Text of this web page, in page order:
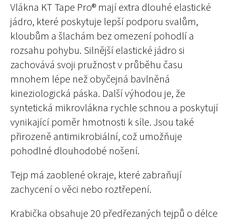
Vlákna KT Tape Pro® mají extra dlouhé elastické
jádro, které poskytuje lepší podporu svalům,
kloubům a šlachám bez omezení pohodlí a
rozsahu pohybu. Silnější elastické jádro si
zachovává svoji pružnost v průběhu času
mnohem lépe než obyčejná bavlněná
kineziologická páska. Další výhodou je, že
syntetická mikrovlákna rychle schnou a poskytují
vynikající poměr hmotnosti k síle. Jsou také
přirozeně antimikrobiální, což umožňuje
pohodlné dlouhodobé nošení.
Tejp má zaoblené okraje, které zabraňují
zachycení o věci nebo roztřepení.
Krabička obsahuje 20 předřezaných tejpů o délce